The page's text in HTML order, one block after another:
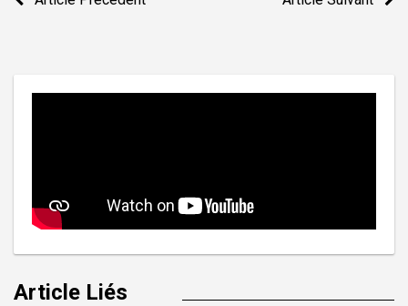
Article Liés